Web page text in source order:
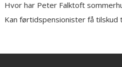
Hvor har Peter Falktoft
Kan førtidspensionister få tilskud